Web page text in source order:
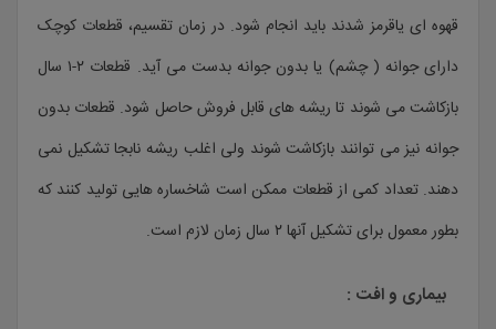
قهوه ای یاقرمز شدند باید انجام شود. در زمان تقسیم، قطعات کوچک
دارای جوانه ( چشم) یا بدون جوانه بدست می آید. قطعات ۲-۱ سال
بازکاشت می شوند تا ریشه های قابل فروش حاصل شود. قطعات بدون
جوانه نیز می توانند بازکاشت شوند ولی اغلب ریشه نابجا تشکیل نمی
دهند. تعداد کمی از قطعات ممکن است شاخساره هایی تولید کنند که
بطور معمول برای تشکیل آنها ۲ سال زمان لازم است.
بیماری و افت :